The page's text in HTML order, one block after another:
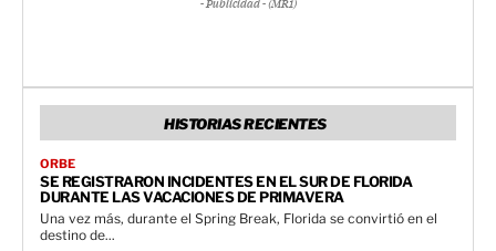
- Publicidad - (MR1)
HISTORIAS RECIENTES
ORBE
SE REGISTRARON INCIDENTES EN EL SUR DE FLORIDA
DURANTE LAS VACACIONES DE PRIMAVERA
Una vez más, durante el Spring Break, Florida se convirtió en el
destino de...